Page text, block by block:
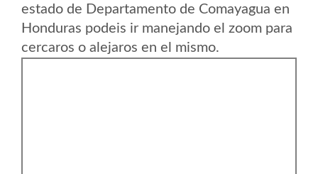
estado de Departamento de Comayagua en
Honduras podeis ir manejando el zoom para
cercaros o alejaros en el mismo.